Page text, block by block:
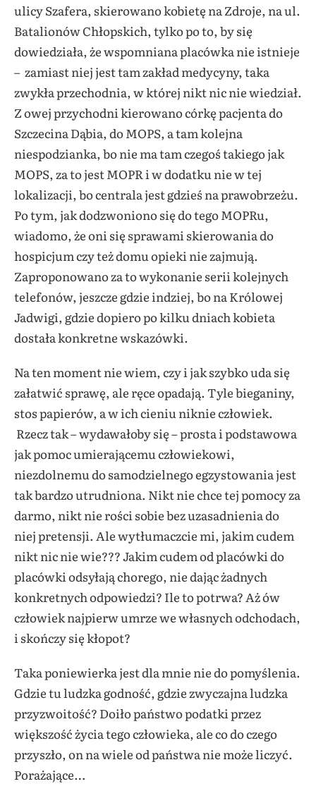
ulicy Szafera, skierowano kobietę na Zdroje, na ul.
Batalionów Chłopskich, tylko po to, by się
dowiedziała, że wspomniana placówka nie istnieje
– zamiast niej jest tam zakład medycyny, taka
zwykła przechodnia, w której nikt nic nie wiedział.
Z owej przychodni kierowano córkę pacjenta do
Szczecina Dąbia, do MOPS, a tam kolejna
niespodzianka, bo nie ma tam czegoś takiego jak
MOPS, za to jest MOPR i w dodatku nie w tej
lokalizacji, bo centrala jest gdzieś na prawobrzeżu.
Po tym, jak dodzwoniono się do tego MOPRu,
wiadomo, że oni się sprawami skierowania do
hospicjum czy też domu opieki nie zajmują.
Zaproponowano za to wykonanie serii kolejnych
telefonów, jeszcze gdzie indziej, bo na Królowej
Jadwigi, gdzie dopiero po kilku dniach kobieta
dostała konkretne wskazówki.
Na ten moment nie wiem, czy i jak szybko uda się
załatwić sprawę, ale ręce opadają. Tyle bieganiny,
stos papierów, a w ich cieniu niknie człowiek.
Rzecz tak – wydawałoby się – prosta i podstawowa
jak pomoc umierającemu człowiekowi,
niezdolnemu do samodzielnego egzystowania jest
tak bardzo utrudniona. Nikt nie chce tej pomocy za
darmo, nikt nie rości sobie bez uzasadnienia do
niej pretensji. Ale wytłumaczcie mi, jakim cudem
nikt nic nie wie??? Jakim cudem od placówki do
placówki odsyłają chorego, nie dając żadnych
konkretnych odpowiedzi? Ile to potrwa? Aż ów
człowiek najpierw umrze we własnych odchodach,
i skończy się kłopot?
Taka poniewierka jest dla mnie nie do pomyślenia.
Gdzie tu ludzka godność, gdzie zwyczajna ludzka
przyzwoitość? Doiło państwo podatki przez
większość życia tego człowieka, ale co do czego
przyszło, on na wiele od państwa nie może liczyć.
Porażające…